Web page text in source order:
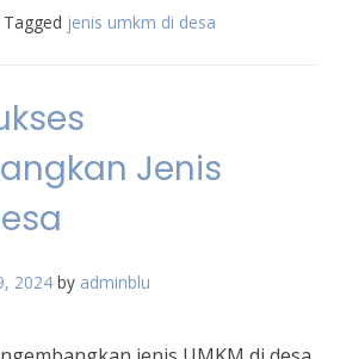
Tagged jenis umkm di desa
Jenis
2024 by adminblu